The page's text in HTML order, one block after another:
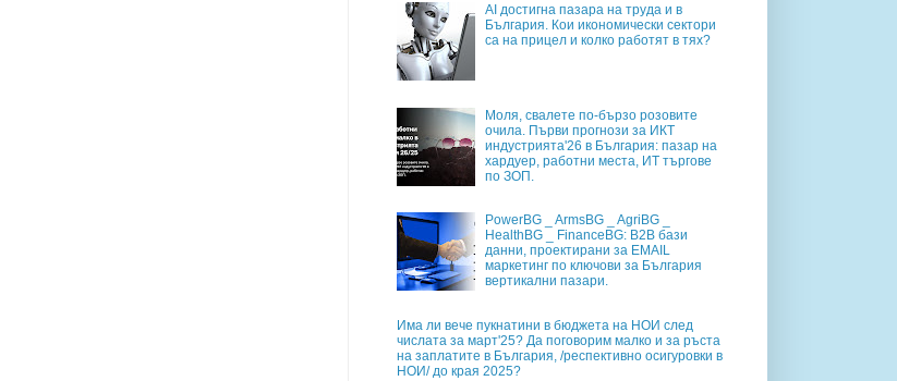
AI достигна пазара на труда и в
България. Кои икономически сектори
са на прицел и колко работят в тях?
Моля, свалете по-бързо розовите
очила. Първи прогнози за ИКТ
индустрията'26 в България: пазар на
хардуер, работни места, ИТ търгове
по ЗОП.
PowerBG _ ArmsBG _ AgriBG _
HealthBG _ FinanceBG: B2B бази
данни, проектирани за EMAIL
маркетинг по ключови за България
вертикални пазари.
Има ли вече пукнатини в бюджета на НОИ след
числата за март'25? Да поговорим малко и за ръста
на заплатите в България, /респективно осигуровки в
НОИ/ до края 2025?